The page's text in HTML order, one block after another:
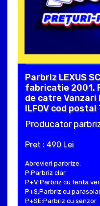
Parbriz LEXUS
fabricatie 2001.
de catre Vanzari
ILFOV cod postal
Producator
Pret : 490 Lei
Abrevieri parbrize:
P:Parbriz clar
P+V:Parbriz cu tenta
P+S:Parbriz cu
P+SE:Parbriz cu senzor